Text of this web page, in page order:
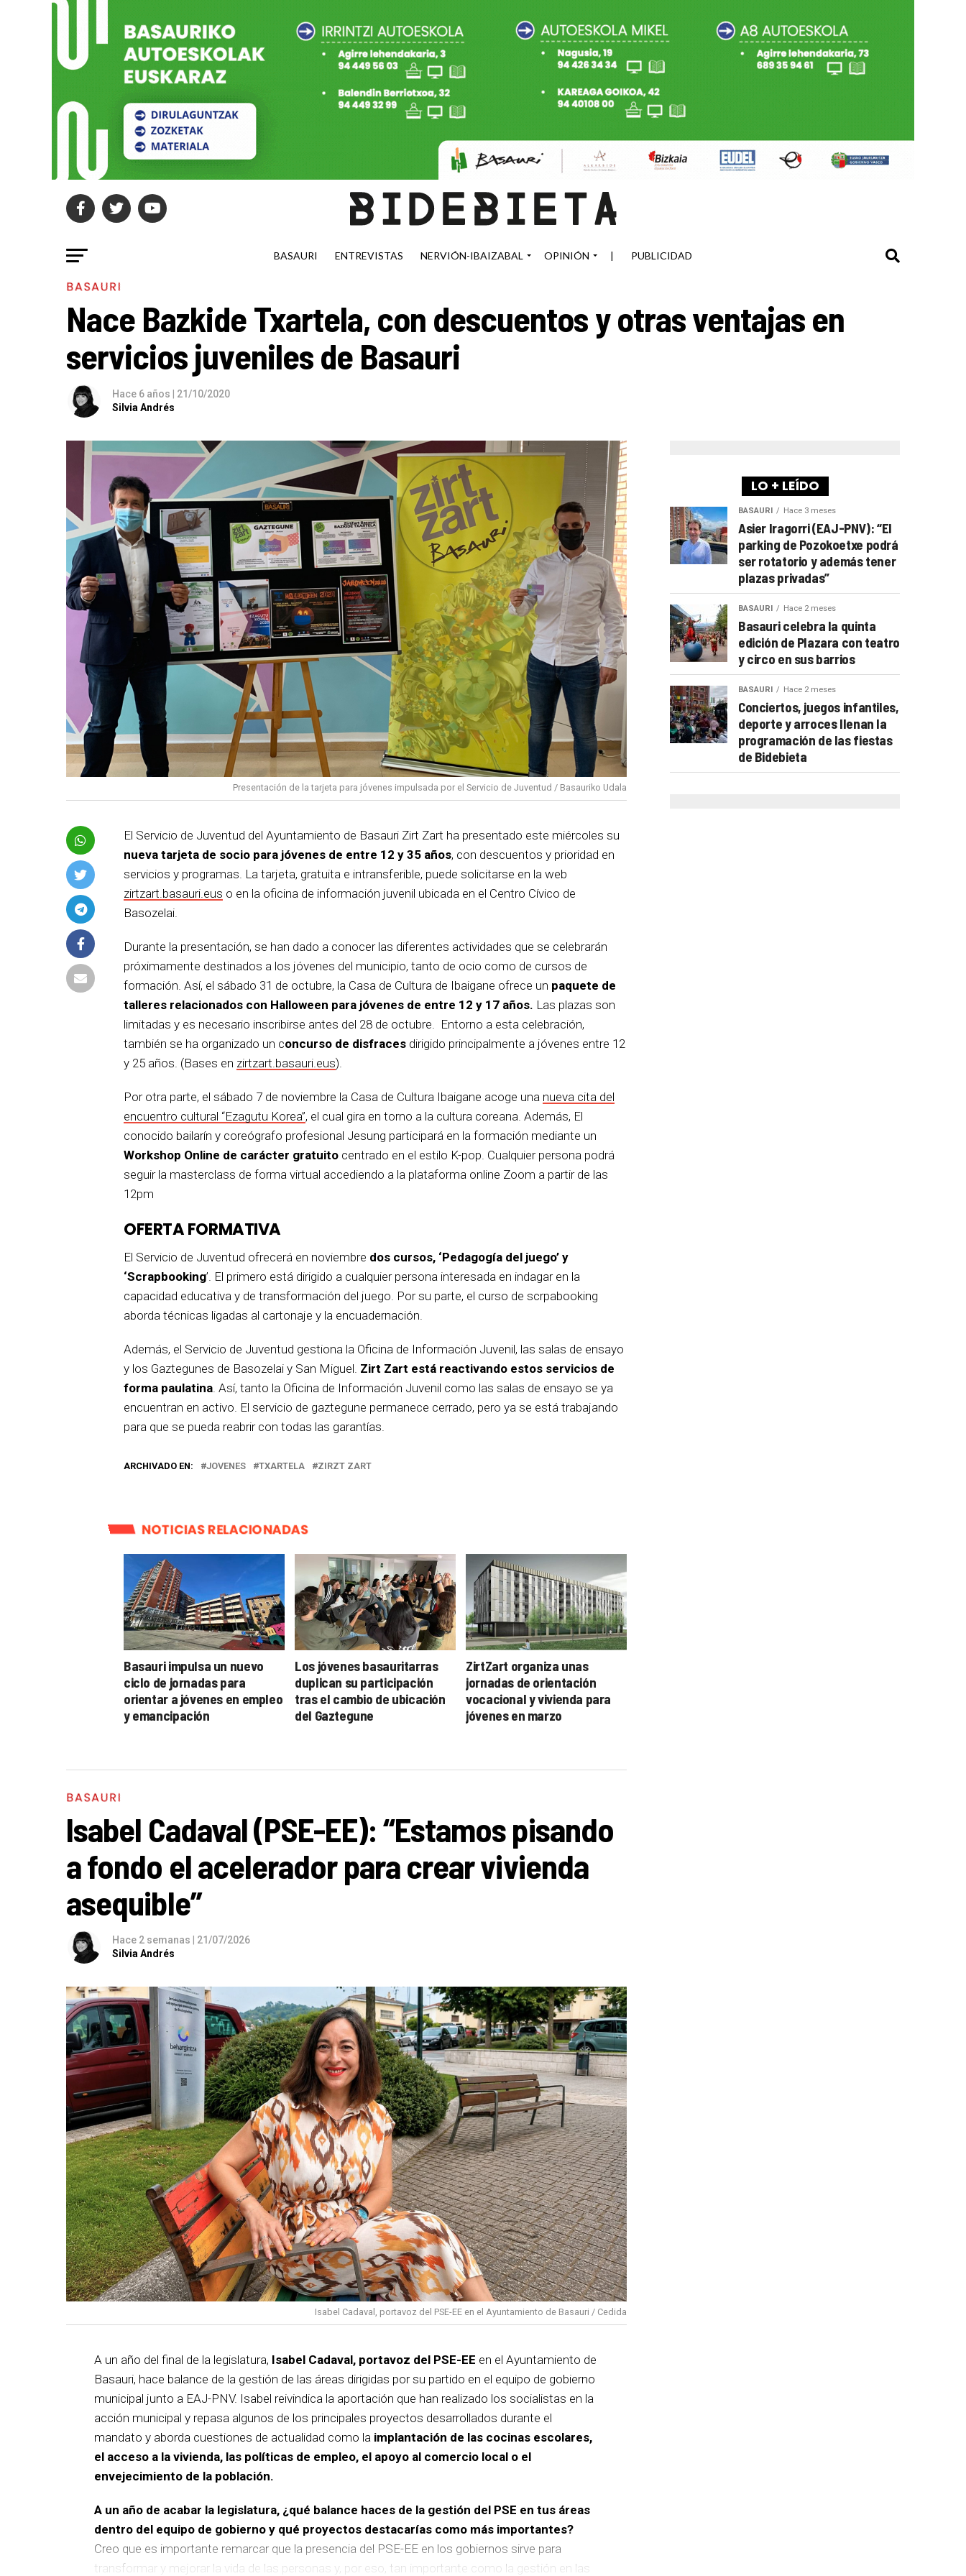
BASAURI ENTREVISTAS NERVIÓN-IBAIZABAL OPINIÓN | PUBLICIDAD
BASAURI
Nace Bazkide Txartela, con descuentos y otras ventajas en
servicios juveniles de Basauri
Hace 6 años | 21/10/2020
Silvia Andrés
Presentación de la tarjeta para jóvenes impulsada por el Servicio de Juventud / Basauriko Udala
El Servicio de Juventud del Ayuntamiento de Basauri Zirt Zart ha presentado este miércoles su
nueva tarjeta de socio para jóvenes de entre 12 y 35 años, con descuentos y prioridad en
servicios y programas. La tarjeta, gratuita e intransferible, puede solicitarse en la web
zirtzart.basauri.eus o en la oficina de información juvenil ubicada en el Centro Cívico de
Basozelai.
Durante la presentación, se han dado a conocer las diferentes actividades que se celebrarán
próximamente destinados a los jóvenes del municipio, tanto de ocio como de cursos de
formación. Así, el sábado 31 de octubre, la Casa de Cultura de Ibaigane ofrece un paquete de
talleres relacionados con Halloween para jóvenes de entre 12 y 17 años. Las plazas son
limitadas y es necesario inscribirse antes del 28 de octubre. Entorno a esta celebración,
también se ha organizado un concurso de disfraces dirigido principalmente a jóvenes entre 12
y 25 años. (Bases en zirtzart.basauri.eus).
Por otra parte, el sábado 7 de noviembre la Casa de Cultura Ibaigane acoge una nueva cita del
encuentro cultural “Ezagutu Korea”, el cual gira en torno a la cultura coreana. Además, El
conocido bailarín y coreógrafo profesional Jesung participará en la formación mediante un
Workshop Online de carácter gratuito centrado en el estilo K-pop. Cualquier persona podrá
seguir la masterclass de forma virtual accediendo a la plataforma online Zoom a partir de las
12pm
OFERTA FORMATIVA
El Servicio de Juventud ofrecerá en noviembre dos cursos, ‘Pedagogía del juego’ y
‘Scrapbooking’. El primero está dirigido a cualquier persona interesada en indagar en la
capacidad educativa y de transformación del juego. Por su parte, el curso de scrpabooking
aborda técnicas ligadas al cartonaje y la encuadernación.
Además, el Servicio de Juventud gestiona la Oficina de Información Juvenil, las salas de ensayo
y los Gaztegunes de Basozelai y San Miguel. Zirt Zart está reactivando estos servicios de
forma paulatina . Así, tanto la Oficina de Información Juvenil como las salas de ensayo se ya
encuentran en activo. El servicio de gaztegune permanece cerrado, pero ya se está trabajando
para que se pueda reabrir con todas las garantías.
ARCHIVADO EN: JOVENES TXARTELA ZIRZT ZART
NOTICIAS RELACIONADAS
Basauri impulsa un nuevo
ciclo de jornadas para
orientar a jóvenes en empleo
y emancipación
Los jóvenes basauritarras
duplican su participación
tras el cambio de ubicación
del Gaztegune
ZirtZart organiza unas
jornadas de orientación
vocacional y vivienda para
jóvenes en marzo
BASAURI
Isabel Cadaval (PSE-EE): “Estamos pisando
a fondo el acelerador para crear vivienda
asequible”
Hace 2 semanas | 21/07/2026
Silvia Andrés
Isabel Cadaval, portavoz del PSE-EE en el Ayuntamiento de Basauri / Cedida
A un año del final de la legislatura, Isabel Cadaval, portavoz del PSE-EE en el Ayuntamiento de
Basauri, hace balance de la gestión de las áreas dirigidas por su partido en el equipo de gobierno
municipal junto a EAJ-PNV. Isabel reivindica la aportación que han realizado los socialistas en la
acción municipal y repasa algunos de los principales proyectos desarrollados durante el
mandato y aborda cuestiones de actualidad como la implantación de las cocinas escolares,
el acceso a la vivienda, las políticas de empleo, el apoyo al comercio local o el
envejecimiento de la población.
A un año de acabar la legislatura, ¿qué balance haces de la gestión del PSE en tus áreas
dentro del equipo de gobierno y qué proyectos destacarías como más importantes?
Creo que es importante remarcar que la presencia del PSE-EE en los gobiernos sirve para
transformar y mejorar la vida de las personas y, por eso, tan importante como la gestión en las
LO + LEÍDO
BASAURI Hace 3 meses
Asier Iragorri (EAJ-PNV): “El
parking de Pozokoetxe podrá
ser rotatorio y además tener
plazas privadas”
BASAURI Hace 2 meses
Basauri celebra la quinta
edición de Plazara con teatro
y circo en sus barrios
BASAURI Hace 2 meses
Conciertos, juegos infantiles,
deporte y arroces llenan la
programación de las fiestas
de Bidebieta